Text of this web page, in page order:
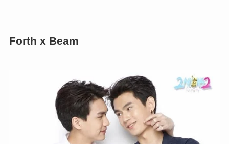
Forth x Beam